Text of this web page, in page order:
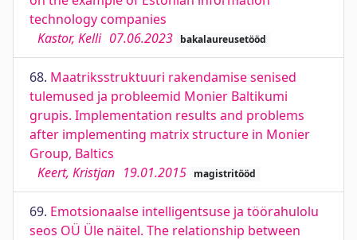
technology companies
Kastor, Kelli 07.06.2023 bakalaureusetööd
68. Maatriksstruktuuri rakendamise senised
tulemused ja probleemid Monier Baltikumi
grupis. Implementation results and problems
after implementing matrix structure in Monier
Group, Baltics
Keert, Kristjan 19.01.2015 magistritööd
69. Emotsionaalse intelligentsuse ja töörahulolu
seos OÜ Üle näitel. The relationship between